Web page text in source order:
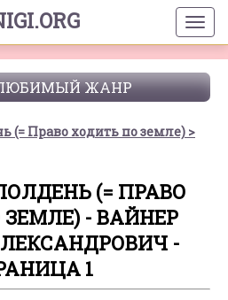
ЖАНР
(= Право ходить по земле)
(= ПРАВО
- ВАЙНЕР
-
1